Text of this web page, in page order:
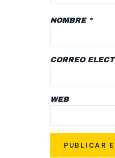
NOMBRE *
CORREO
WEB